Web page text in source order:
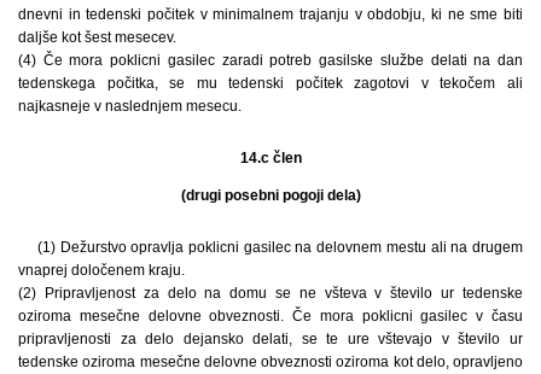
dnevni in tedenski počitek v minimalnem trajanju v obdobju, ki ne sme biti
daljše kot šest mesecev.
(4) Če mora poklicni gasilec zaradi potreb gasilske službe delati na dan
tedenskega počitka, se mu tedenski počitek zagotovi v tekočem ali
najkasneje v naslednjem mesecu.
14.c člen
(drugi posebni pogoji dela)
(1) Dežurstvo opravlja poklicni gasilec na delovnem mestu ali na drugem
vnaprej določenem kraju.
(2) Pripravljenost za delo na domu se ne všteva v število ur tedenske
oziroma mesečne delovne obveznosti. Če mora poklicni gasilec v času
pripravljenosti za delo dejansko delati, se te ure vštevajo v število ur
tedenske oziroma mesečne delovne obveznosti oziroma kot delo, opravljeno